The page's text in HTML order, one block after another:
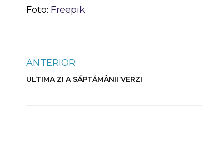
Foto: Freepik
ANTERIOR
ULTIMA ZI A SĂPTĂMÂNII VERZI